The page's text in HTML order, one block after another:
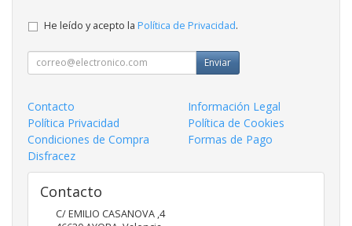
He leído y acepto la Política de Privacidad.
Enviar
Contacto
Información Legal
Política Privacidad
Política de Cookies
Condiciones de Compra
Formas de Pago
Disfracez
Contacto
C/ EMILIO CASANOVA ,4